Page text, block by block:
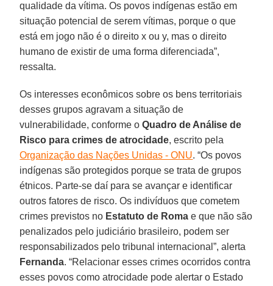
qualidade da vítima. Os povos indígenas estão em
situação potencial de serem vítimas, porque o que
está em jogo não é o direito x ou y, mas o direito
humano de existir de uma forma diferenciada”,
ressalta.
Os interesses econômicos sobre os bens territoriais
desses grupos agravam a situação de
vulnerabilidade, conforme oQuadro de Análise de
Risco para crimes de atrocidade, escrito pela
Organização das Nações Unidas - ONU. “Os povos
indígenas são protegidos porque se trata de grupos
étnicos. Parte-se daí para se avançar e identificar
outros fatores de risco. Os indivíduos que cometem
crimes previstos no Estatuto de Roma e que não são
penalizados pelo judiciário brasileiro, podem ser
responsabilizados pelo tribunal internacional”, alerta
Fernanda. “Relacionar esses crimes ocorridos contra
esses povos como atrocidade pode alertar o Estado